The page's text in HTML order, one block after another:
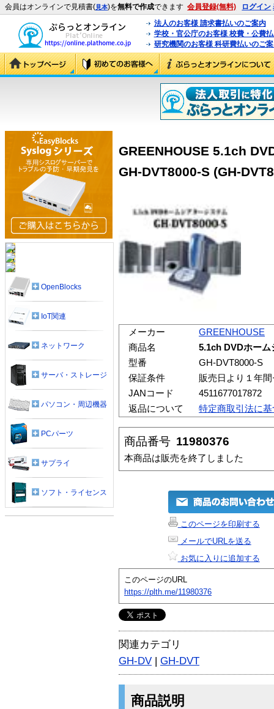
会員はオンラインで見積書(見本)を無料で作成できます 会員登録(無料) ログイン
法人のお客様 請求書払いのご案内
学校・官公庁のお客様 校費・公費
研究機関のお客様 科研費払いのご
GREENHOUSE 5.1ch
GH-DVT8000-S (GH-
メーカー
GREENHOUSE
商品名
5.1ch DVDホーム
型番
GH-DVT8000-S
保証条件
販売日より１年
JANコード
4511677017872
返品について
特定商取引法に
商品番号 11980376
本商品は販売を終了しました
このページを印刷する
メールでURLを送る
お気に入りに追加する
このページのURL
https://plth.me/11980376
関連カテゴリ
GH-DV | GH-DVT
商品説明
OpenBlocks
IoT関連
ネットワーク
サーバ・ストレージ
パソコン・周辺機器
PCパーツ
サプライ
ソフト・ライセンス